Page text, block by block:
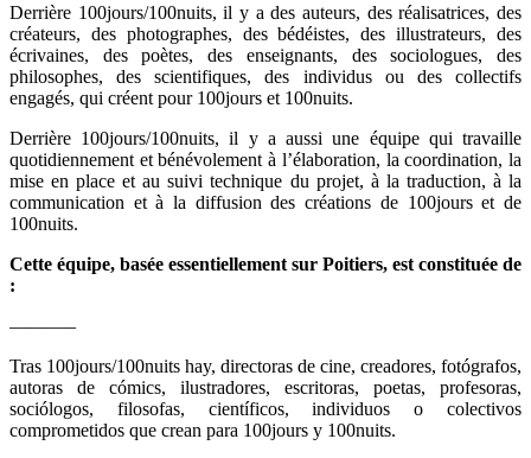
Derrière 100jours/100nuits, il y a des auteurs, des réalisatrices, des
créateurs, des photographes, des bédéistes, des illustrateurs, des
écrivaines, des poètes, des enseignants, des sociologues, des
philosophes, des scientifiques, des individus ou des collectifs
engagés, qui créent pour 100jours et 100nuits.
Derrière 100jours/100nuits, il y a aussi une équipe qui travaille
quotidiennement et bénévolement à l’élaboration, la coordination, la
mise en place et au suivi technique du projet, à la traduction, à la
communication et à la diffusion des créations de 100jours et de
100nuits.
Cette équipe, basée essentiellement sur Poitiers, est constituée de
:
———–
Tras 100jours/100nuits hay, directoras de cine, creadores, fotógrafos,
autoras de cómics, ilustradores, escritoras, poetas, profesoras,
sociólogos, filosofas, científicos, individuos o colectivos
comprometidos que crean para 100jours y 100nuits.